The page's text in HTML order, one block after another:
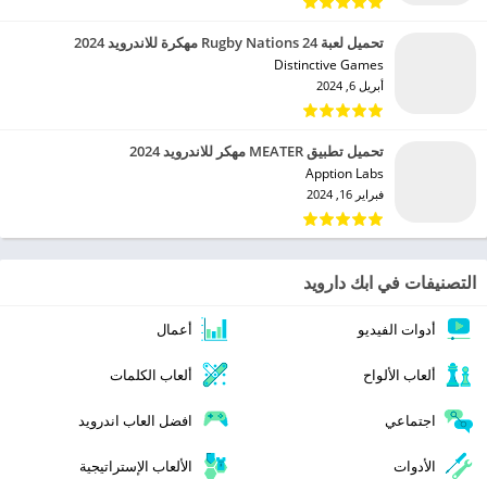
تحميل لعبة Rugby Nations 24 مهكرة للاندرويد 2024
Distinctive Games‏
أبريل 6, 2024
تحميل تطبيق MEATER مهكر للاندرويد 2024
Apption Labs‏
فبراير 16, 2024
التصنيفات في ابك دارويد
أدوات الفيديو أعمال
ألعاب الألواح ألعاب الكلمات
اجتماعي افضل العاب اندرويد
الأدوات الألعاب الإستراتيجية